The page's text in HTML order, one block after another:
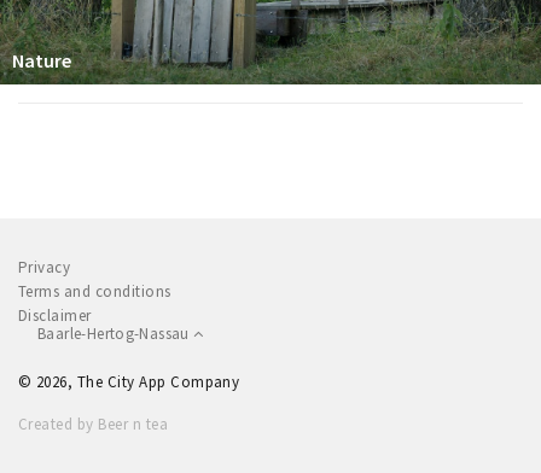
Nature
Privacy
Terms and conditions
Disclaimer
Baarle-Hertog-Nassau
© 2026, The City App Company
Created by Beer n tea